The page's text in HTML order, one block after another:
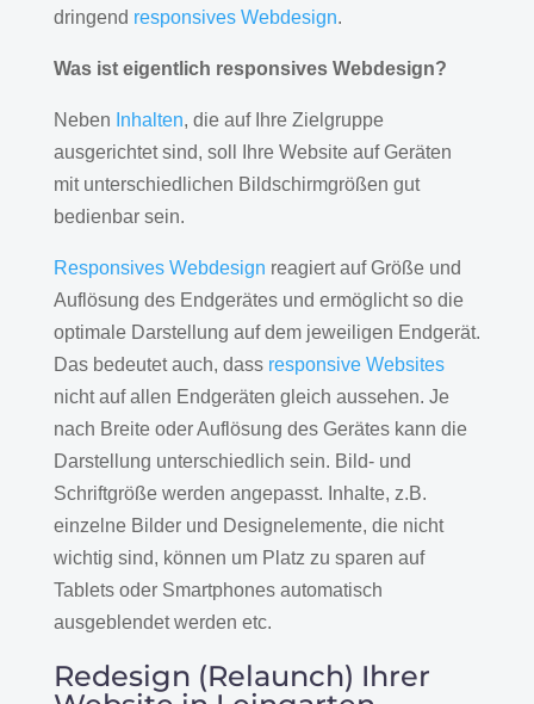
dringend responsives Webdesign.
Was ist eigentlich responsives Webdesign?
Neben Inhalten, die auf Ihre Zielgruppe
ausgerichtet sind, soll Ihre Website auf Geräten
mit unterschiedlichen Bildschirmgrößen gut
bedienbar sein.
Responsives Webdesign reagiert auf Größe und
Auflösung des Endgerätes und ermöglicht so die
optimale Darstellung auf dem jeweiligen Endgerät.
Das bedeutet auch, dass responsive Websites
nicht auf allen Endgeräten gleich aussehen. Je
nach Breite oder Auflösung des Gerätes kann die
Darstellung unterschiedlich sein. Bild- und
Schriftgröße werden angepasst. Inhalte, z.B.
einzelne Bilder und Designelemente, die nicht
wichtig sind, können um Platz zu sparen auf
Tablets oder Smartphones automatisch
ausgeblendet werden etc.
Redesign (Relaunch) Ihrer